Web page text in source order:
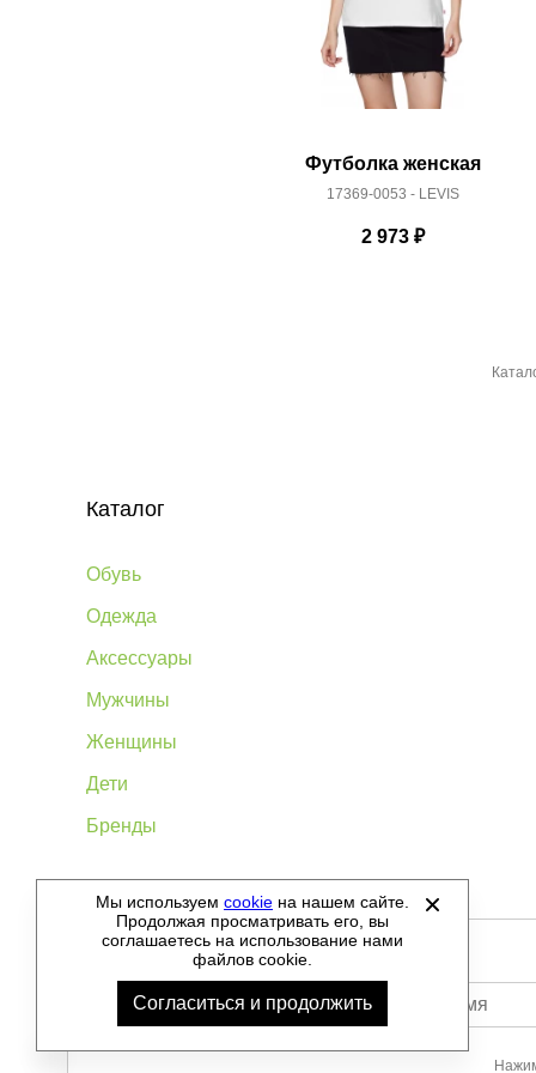
Футболка женская
17369-0053 - LEVIS
2 973₽
Каталог
Обувь
Одежда
Аксессуары
Мужчины
Женщины
Дети
Бренды
©2012-2026 - Sellgroup.ru - все права защищены.
Мы используем cookie на нашем сайте.
Продолжая просматривать его, вы
соглашаетесь на использование нами
файлов cookie.
Согласиться и продолжить Ваше имя